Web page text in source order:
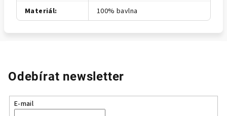
Materiál: 100% bavlna
Odebírat newsletter
E-mail